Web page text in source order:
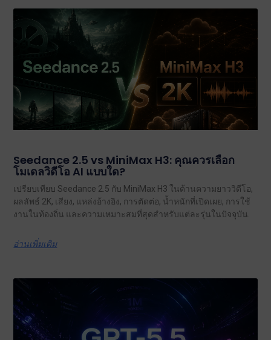
Seedance 2.5 vs MiniMax H3: คุณควรเลือก
โมเดลวิดีโอ AI แบบใด?
เปรียบเทียบ Seedance 2.5 กับ MiniMax H3 ในด้านความยาววิดีโอ,
ผลลัพธ์ 2K, เสียง, แหล่งอ้างอิง, การตัดต่อ, น้ำหนักที่เปิดเผย, การใช้
งานในท้องถิ่น และความเหมาะสมที่สุดสำหรับแต่ละรุ่นในปัจจุบัน.
อ่านเพิ่มเติม